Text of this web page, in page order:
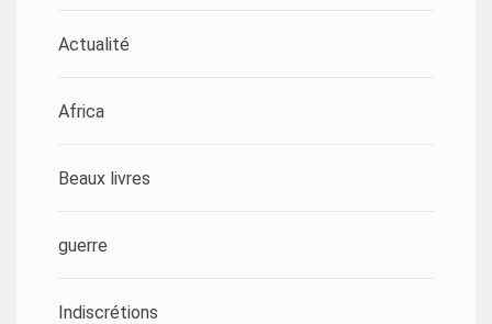
Actualité
Africa
Beaux livres
guerre
Indiscrétions